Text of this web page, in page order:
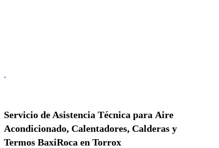
Servicio de Asistencia Técnica para Aire
Acondicionado, Calentadores, Calderas y
Termos BaxiRoca en Torrox